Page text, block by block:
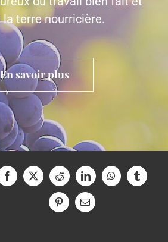
terre nourricière.
En savoir plus